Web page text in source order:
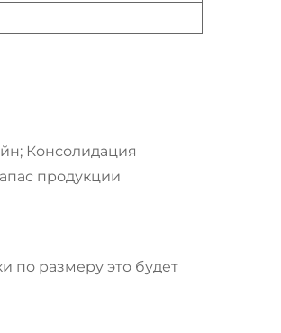
Консолидация
продукции
по размеру это будет